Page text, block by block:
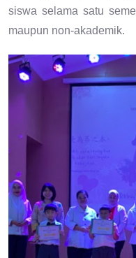
siswa selama satu
maupun non-akademik.